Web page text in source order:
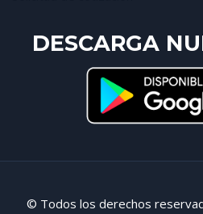
DESCARGA
© Todos los derechos